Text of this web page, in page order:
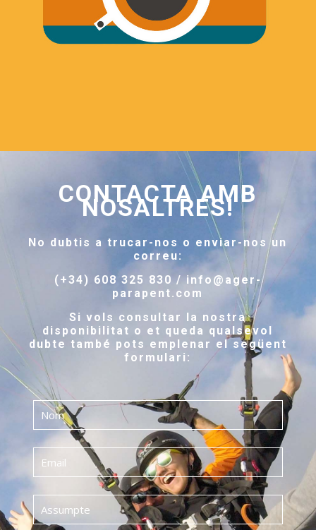
CONTACTA AMB
NOSALTRES!
No dubtis a trucar-nos o enviar-nos un
correu:
(+34) 608 325 830 / info@ager-
parapent.com
Si vols consultar la nostra
disponibilitat o et queda qualsevol
dubte també pots emplenar el següent
formulari: